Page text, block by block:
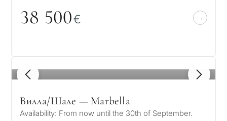
38 500€
1 / 8
Вилла/Шале — Marbella
Availability: From now until the 30th of September.